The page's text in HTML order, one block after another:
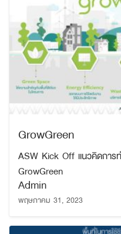
GrowGreen
ASW Kick Off แนวคิดการ
GrowGreen
Admin
พฤษภาคม 31, 2023